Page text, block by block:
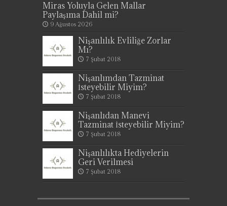
Miras Yoluyla Gelen Mallar
Paylaşıma Dahil mi?
9 Ağustos 2026
Nişanlılık Evliliğe Zorlar
Mı?
7 Şubat 2018
Nişanlımdan Tazminat
İsteyebilir Miyim?
7 Şubat 2018
Nişanlıdan Manevi
Tazminat İsteyebilir Miyim?
7 Şubat 2018
Nişanlılıkta Hediyelerin
Geri Verilmesi
7 Şubat 2018